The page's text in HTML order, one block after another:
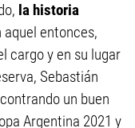
la historia
aquel entonces,
cargo y en su lugar
Sebastián
un buen
Argentina 2021 y